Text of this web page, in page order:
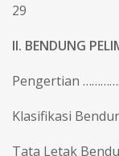
29
II. BENDUNG
Pengertian
Klasifikasi
Tata Letak